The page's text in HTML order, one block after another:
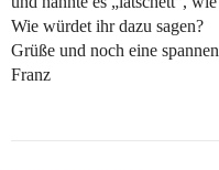
Wie würdet ihr dazu sagen?
Grüße und noch eine
Franz